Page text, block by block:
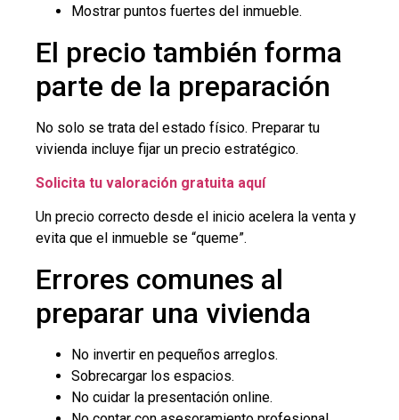
Mostrar puntos fuertes del inmueble.
El precio también forma
parte de la preparación
No solo se trata del estado físico. Preparar tu
vivienda incluye fijar un precio estratégico.
Solicita tu valoración gratuita aquí
Un precio correcto desde el inicio acelera la venta y
evita que el inmueble se “queme”.
Errores comunes al
preparar una vivienda
No invertir en pequeños arreglos.
Sobrecargar los espacios.
No cuidar la presentación online.